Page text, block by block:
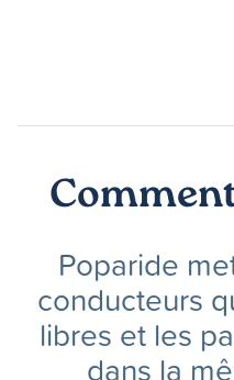
Poparide
conducteurs
libres et les
dans la